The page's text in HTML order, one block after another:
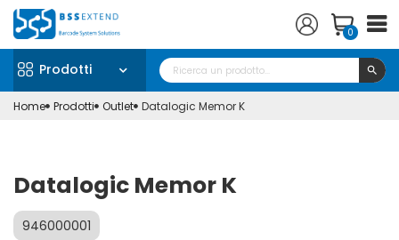
0
Prodotti search
Home Prodotti Outlet Datalogic Memor K
Datalogic Memor K
946000001